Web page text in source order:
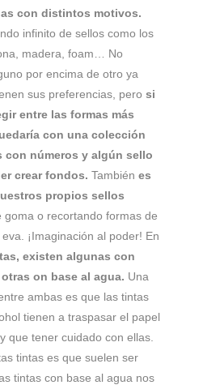
con distintos motivos.
infinito de sellos como los
madera, foam… No
por encima de otro ya
sus preferencias, pero si
entre las formas más
con una colección
con números y algún sello
crear fondos. También es
propios sellos
goma o recortando formas de
¡Imaginación al poder! En
existen algunas con
on base al agua. Una
ambas es que las tintas
tienen a traspasar el papel
que tener cuidado con ellas.
tintas es que suelen ser
tintas con base al agua nos